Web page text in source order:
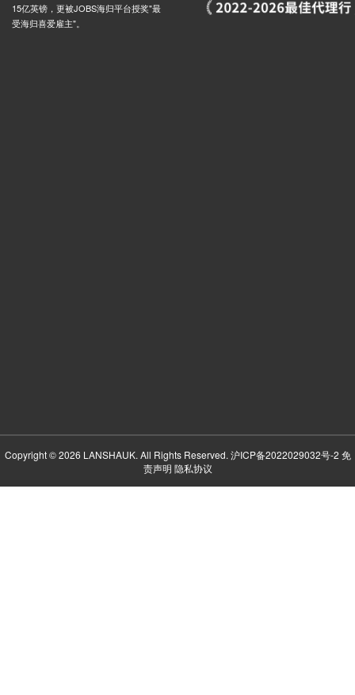
15亿英镑，更被JOBS海归平台授奖"最
受海归喜爱雇主"。
Copyright © 2026 LANSHAUK. All Rights Reserved. 沪ICP备2022029032号-2 免
责声明 隐私协议